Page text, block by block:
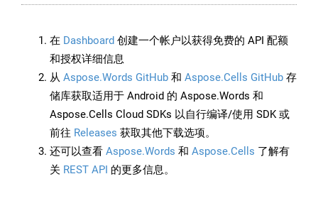
在 Dashboard 创建一个帐户以获得免费的 API 配额
和授权详细信息
从 Aspose.Words GitHub 和 Aspose.Cells GitHub 存
储库获取适用于 Android 的 Aspose.Words 和
Aspose.Cells Cloud SDKs 以自行编译/使用 SDK 或
前往 Releases 获取其他下载选项。
还可以查看 Aspose.Words 和 Aspose.Cells 了解有
关 REST API 的更多信息。